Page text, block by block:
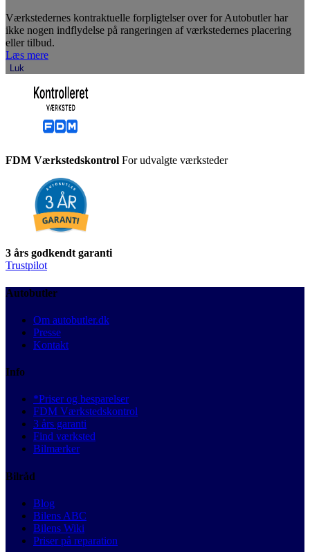
Værkstedernes kontraktuelle forpligtelser over for Autobutler har
ikke nogen indflydelse på rangeringen af værkstedernes placering
eller tilbud.
Læs mere
Luk
FDM Værkstedskontrol For udvalgte værksteder
3 års godkendt garanti
Trustpilot
Autobutler
Om autobutler.dk
Presse
Kontakt
Info
*Priser og besparelser
FDM Værkstedskontrol
3 års garanti
Find værksted
Bilmærker
Bilråd
Blog
Bilens ABC
Bilens Wiki
Priser på reparation